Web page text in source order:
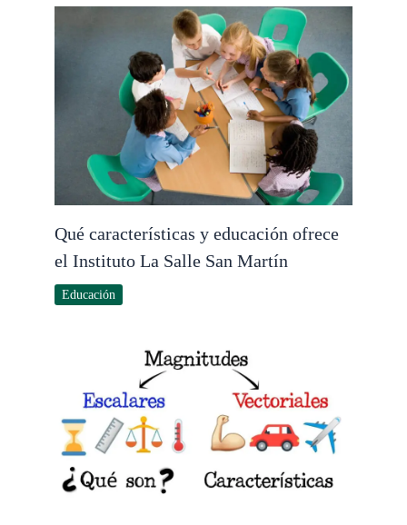
Qué características y educación ofrece
el Instituto La Salle San Martín
Educación